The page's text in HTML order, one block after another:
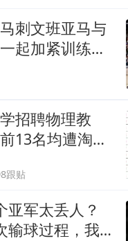
刺文班亚马与
起加紧训练，
招聘物理教
13名均遭淘
查组全面核查
跟贴
亚军太丢人？
输球过程，我